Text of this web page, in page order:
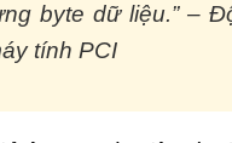
byte dữ liệu.” –
tính PCI